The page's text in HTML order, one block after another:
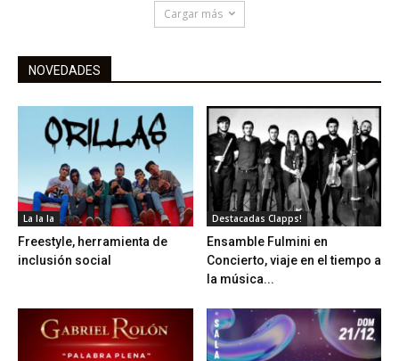
Cargar más
NOVEDADES
La la la
Freestyle, herramienta de
inclusión social
Destacadas Clapps!
Ensamble Fulmini en
Concierto, viaje en el tiempo a
la música...